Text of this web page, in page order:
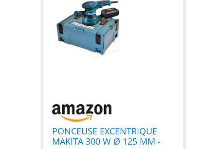
PONCEUSE EXCENTRIQUE
MAKITA 300 W Ø 125 MM -